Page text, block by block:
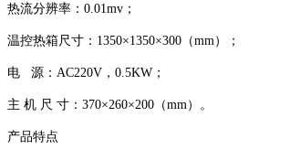
热流分辨率：0.01mv；
温控热箱尺寸：1350×1350×300（mm）；
电 源：AC220V，0.5KW；
主 机 尺 寸：370×260×200（mm）。
产品特点